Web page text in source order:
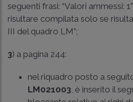
seguenti frasi: “Valori ammessi:
risultare compilata solo se
III del quadro LM”;
3) a pagina 244:
nel riquadro posto a
LM021003 , è inserito il